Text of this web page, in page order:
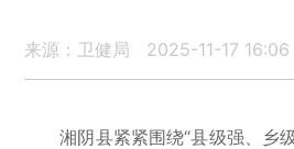
来源：卫健局 2025-11-17 16:06
湘阴县紧紧围绕“县级强、乡级